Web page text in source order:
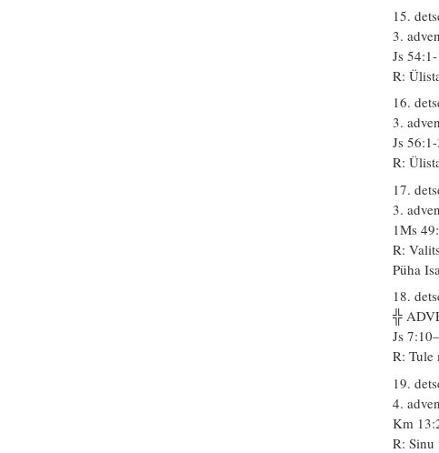
15.
3.
Js
R:
16.
3.
Js
R:
17.
3.
1Ms
R:
Püha
18.
╬
Js
R: Tule
19.
4.
Km
R: